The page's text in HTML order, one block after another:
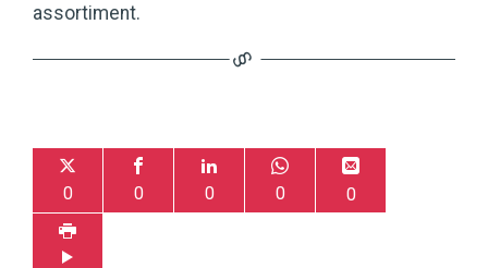
assortiment.
0 0 0 0 0